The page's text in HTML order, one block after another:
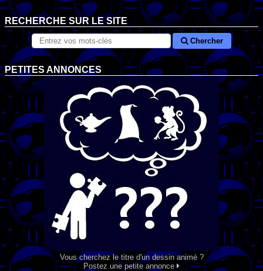
RECHERCHE SUR LE SITE
Chercher
PETITES ANNONCES
Vous cherchez le titre d'un dessin animé ?
Postez une petite annonce